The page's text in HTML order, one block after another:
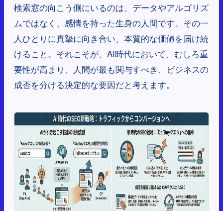
検索窓の向こう側にいるのは、データやアルゴリズ
ムではなく、感情を持った生身の人間です。その一
人ひとりに真摯に向き合い、本質的な価値を届け続
けること。それこそが、AI時代において、むしろ重
要性が高まり、人間が最も関与すべき、ビジネスの
成否を分ける決定的な要因だと考えます。